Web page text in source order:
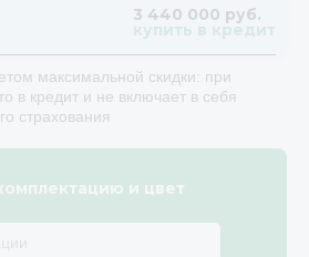
3 440 000 руб.
купить в кредит
максимальной скидки: при
в кредит и не включает в себя
страхования
и цвет